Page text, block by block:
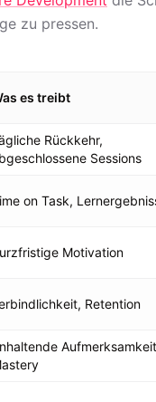
zu pressen.
es treibt
Rückkehr,
Sessions
on Task,
Motivation
Retention